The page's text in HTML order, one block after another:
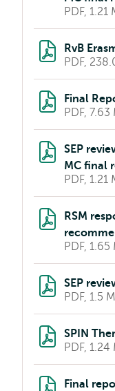
PDF, 1.21
RvB
PDF,
Final
PDF, 7.63
SEP
MC final
PDF, 1.21
RSM
PDF, 1.65
SEP
PDF, 1.5
SPIN
PDF, 1.24
Final